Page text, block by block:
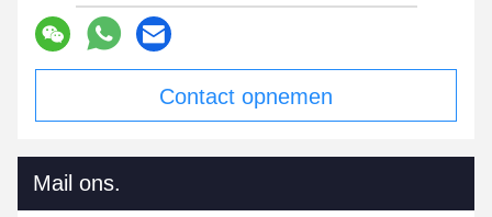
Contact opnemen
Mail ons.